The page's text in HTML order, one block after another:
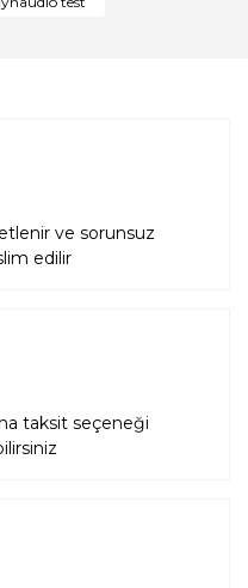
olmalı.
ve sorunsuz
edilir
taksit seçeneği